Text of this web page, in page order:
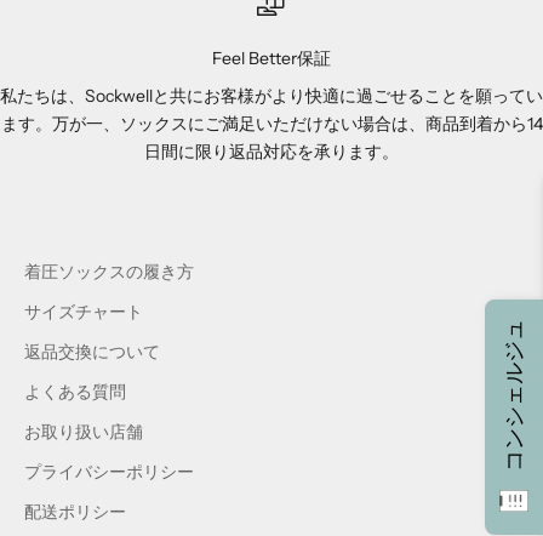
Feel Better保証
私たちは、Sockwellと共にお客様がより快適に過ごせることを願ってい
ます。万が一、ソックスにご満足いただけない場合は、商品到着から14
日間に限り返品対応を承ります。
着圧ソックスの履き方
サイズチャート
返品交換について
よくある質問
お取り扱い店舗
プライバシーポリシー
配送ポリシー
コンシェルジュ